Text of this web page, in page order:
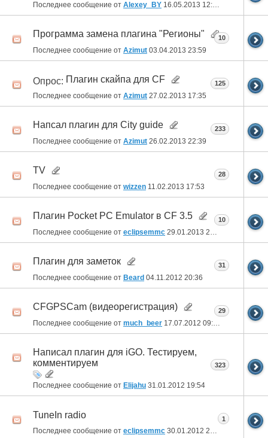
Последнее сообщение от Alexey_BY 16.05.2013 12:06
Программа замена плагина "Регионы"
Последнее сообщение от Azimut 03.04.2013 23:59
10
Опрос: Плагин скайпа для CF
Последнее сообщение от Azimut 27.02.2013 17:35
125
Напсал плагин для Сity guide
Последнее сообщение от Azimut 26.02.2013 22:39
233
TV
Последнее сообщение от wizzen 11.02.2013 17:53
28
Плагин Pocket PC Emulator в CF 3.5
Последнее сообщение от eclipsemmc 29.01.2013 20:27
10
Плагин для заметок
Последнее сообщение от Beard 04.11.2012 20:36
31
CFGPSCam (видеорегистрация)
Последнее сообщение от much_beer 17.07.2012 09:22
29
Написал плагин для iGO. Тестируем,
комментируем
Последнее сообщение от Elijahu 31.01.2012 19:54
323
TuneIn radio
Последнее сообщение от eclipsemmc 30.01.2012 20:04
1